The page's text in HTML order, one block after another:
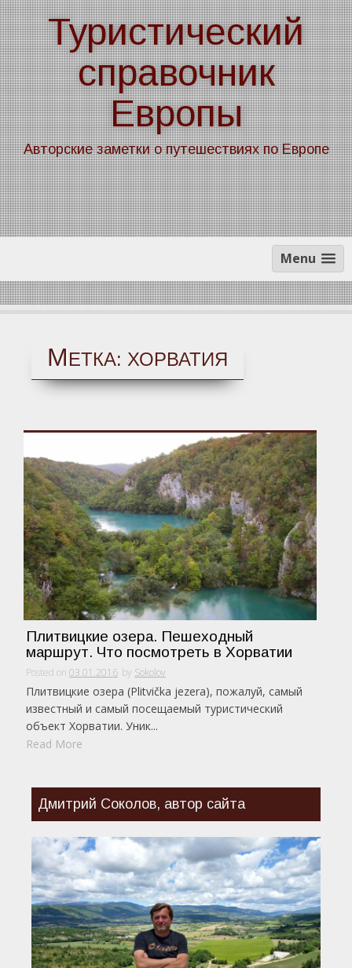
Skip
to
content
Туристический
справочник
Европы
Авторские заметки о путешествиях по Европе
Menu
МЕТКА: ХОРВАТИЯ
Плитвицкие озера. Пешеходный
маршрут. Что посмотреть в Хорватии
Posted on 03.01.2016 by Sokolov
Плитвицкие озера (Plitvička jezera), пожалуй, самый
известный и самый посещаемый туристический
объект Хорватии. Уник...
Read More
Дмитрий Соколов, автор сайта